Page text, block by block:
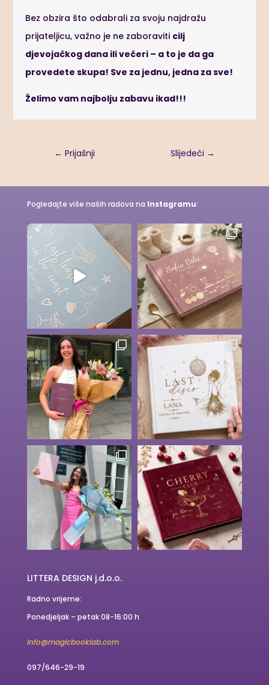
Bez obzira što odabrali za svoju najdražu
prijateljicu, važno je ne zaboraviti cilj
djevojačkog dana ili večeri – a to je da ga
provedete skupa! Sve za jednu, jedna za sve!
Želimo vam najbolju zabavu ikad!!!
← Prijašnji Slijedeći →
Pogledajte više naših radova na Instagramu:
LITTERA DESIGN j.d.o.o.
Radno vrijeme:
Ponedjeljak – petak 08-16:00 h
info@magicbooklab.com
097/646-29-19